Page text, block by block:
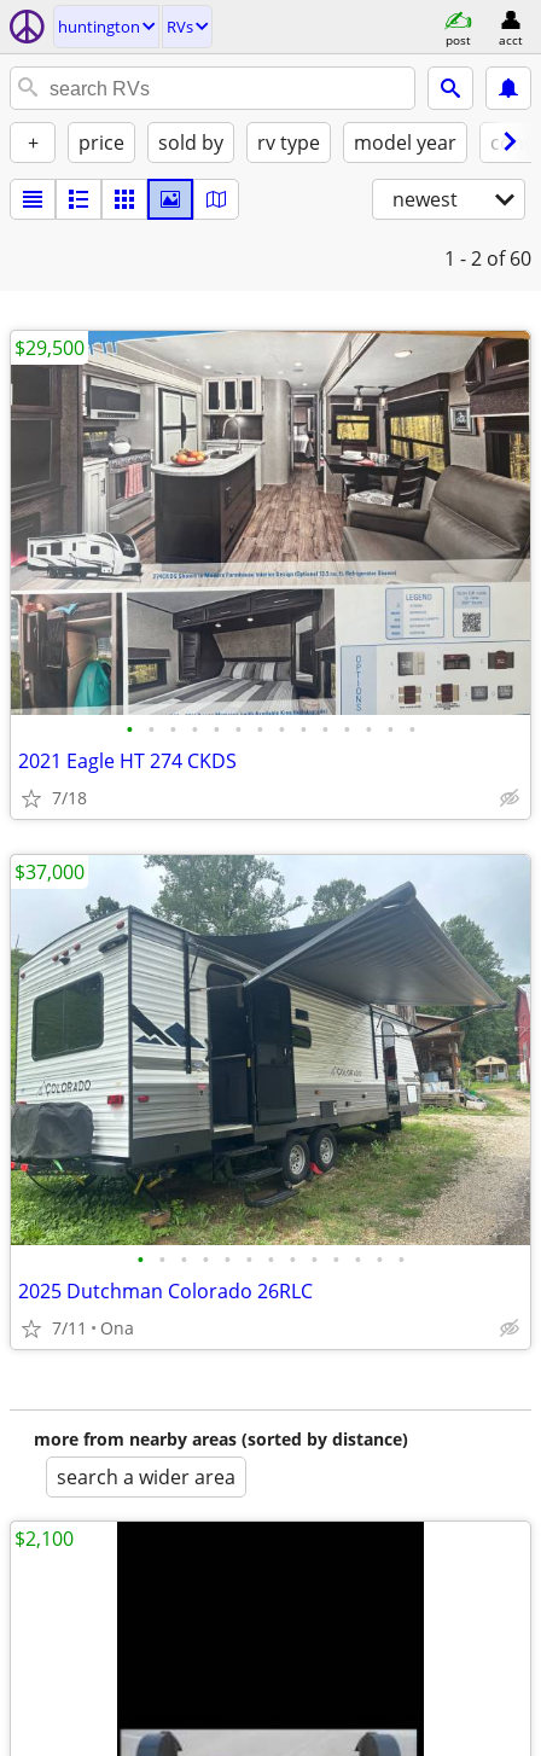
huntington RVs
post acct
+ price sold by rv type model year
newest
1 - 2 of 60
• • • • • • • • • • • • • •
2021 Eagle HT 274 CKDS
7/18
$29,500
• • • • • • • • • • • • •
2025 Dutchman Colorado 26RLC
7/11 Ona
$37,000
more from nearby areas (sorted by distance)
search a wider area
$2,100